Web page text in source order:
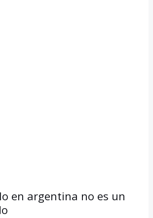
en argentina no es un